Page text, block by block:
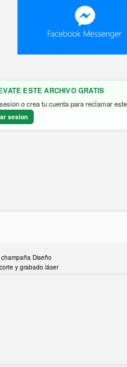
ESTE ARCHIVO GRATIS
o crea tu cuenta para reclamar
sesion
Diseño
y grabado láser